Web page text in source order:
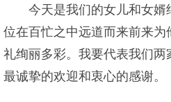
今天是我们的女儿和女
位在百忙之中远道而来前来
礼绚丽多彩。我要代表我们
最诚挚的欢迎和衷心的感谢。